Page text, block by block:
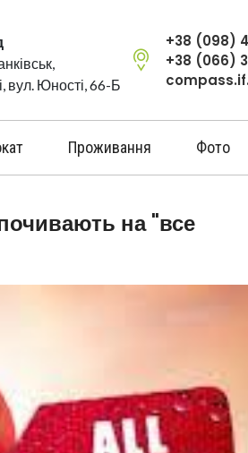
вул. Юності, 66-Б
+38 (098)
+38 (066)
Проживання Фото
на "все